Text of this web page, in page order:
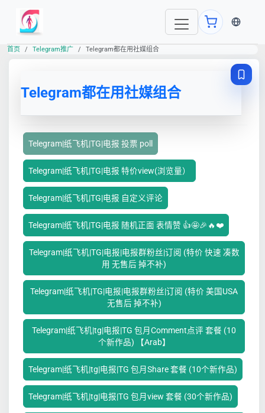
当前语
首页 Telegram推广 Telegram都在用社媒组合
Telegram都在用社媒组合
Telegram|纸飞机|TG|电报 投票 poll
Telegram|纸飞机|TG|电报 特价view(浏览量）
Telegram|纸飞机|TG|电报 自定义评论
Telegram|纸飞机|TG|电报 随机正面 表情赞 👍🤩🎉🔥❤️
Telegram|纸飞机|TG|电报|电报群粉丝|订阅 (特价 快速 凑数
用 无售后 掉不补)
Telegram|纸飞机|TG|电报|电报群粉丝|订阅 (特价 美国USA
无售后 掉不补)
Telegram|纸飞机|tg|电报|TG 包月Comment点评 套餐 (10
个新作品) 【Arab】
Telegram|纸飞机|tg|电报|TG 包月Share 套餐 (10个新作品)
Telegram|纸飞机|tg|电报|TG 包月view 套餐 (30个新作品)